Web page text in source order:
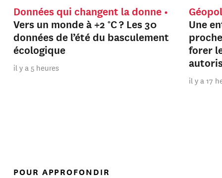
Données qui changent la donne
Vers un monde à +2 °C ? Les 30
données de l’été du basculement
écologique
il y a 5 heures
Une
forer
il y a 17
POUR APPROFONDIR